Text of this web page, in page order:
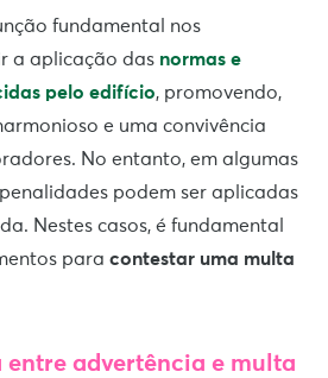
fundamental nos
a aplicação das normas e
pelo edifício, promovendo,
e uma convivência
No entanto, em algumas
podem ser aplicadas
Nestes casos, é fundamental
para contestar uma multa
advertência e multa